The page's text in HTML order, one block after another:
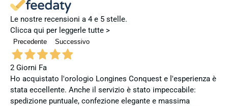
Le nostre recensioni a 4 e 5 stelle.
Clicca qui per leggerle tutte >
Precedente Successivo
2 Giorni Fa
Ho acquistato l'orologio Longines Conquest e l'esperienza è
stata eccellente. Anche il servizio è stato impeccabile:
spedizione puntuale, confezione elegante e massima